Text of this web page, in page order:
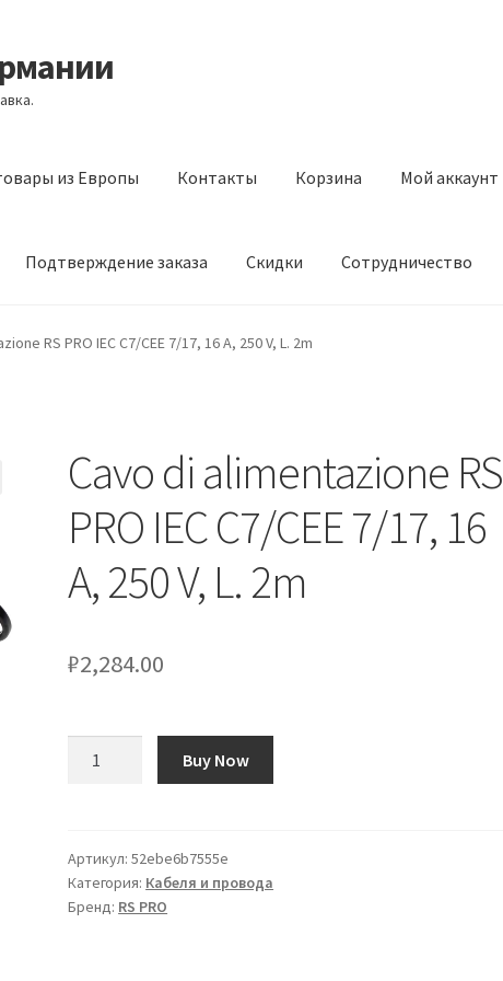
из Европы Контакты Корзина Мой аккаунт
Подтверждение заказа Скидки Сотрудничество
ЕвропыКонтактыКорзина Мой аккаунт
RS PRO IEC C7/CEE 7/17, 16 A, 250 V, L. 2m
Cavo di alimentazione RS
PRO IEC C7/CEE 7/17, 16
A, 250 V, L. 2m
₽2,284.00
alimentazione
RS
PRO
Buy Now
Артикул:52ebe6b7555e
Категория: Кабеля и провода
Бренд: RS PRO